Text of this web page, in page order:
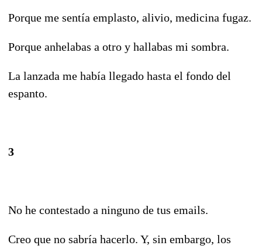
Porque me sentía emplasto, alivio, medicina fugaz.
Porque anhelabas a otro y hallabas mi sombra.
La lanzada me había llegado hasta el fondo del
espanto.
3
No he contestado a ninguno de tus emails.
Creo que no sabría hacerlo. Y, sin embargo, los